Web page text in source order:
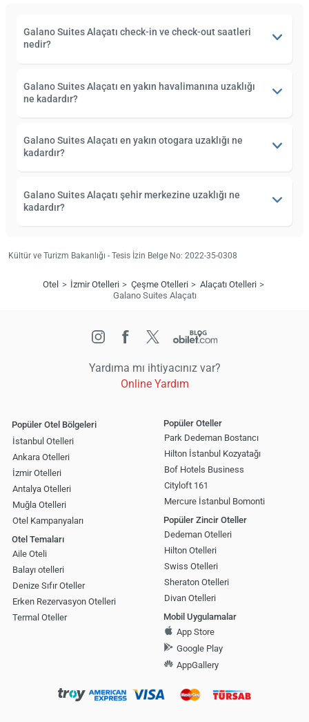
Galano Suites Alaçatı check-in ve check-out saatleri
nedir?
Galano Suites Alaçatı en yakın havalimanına uzaklığı
ne kadardır?
Galano Suites Alaçatı en yakın otogara uzaklığı ne
kadardır?
Galano Suites Alaçatı şehir merkezine uzaklığı ne
kadardır?
Kültür ve Turizm Bakanlığı - Tesis İzin Belge No: 2022-35-0308
Otel İzmir Otelleri Çeşme Otelleri
Alaçatı Otelleri
Galano Suites Alaçatı
Yardıma mı ihtiyacınız var?
Online Yardım
Popüler Otel Bölgeleri
İstanbul Otelleri
Ankara Otelleri
İzmir Otelleri
Antalya Otelleri
Muğla Otelleri
Otel Kampanyaları
Otel Temaları
Aile Oteli
Balayı otelleri
Denize Sıfır Oteller
Erken Rezervasyon Otelleri
Termal Oteller
Popüler Oteller
Park Dedeman Bostancı
Hilton İstanbul Kozyatağı
Bof Hotels Business
Cityloft 161
Mercure İstanbul Bomonti
Popüler Zincir Oteller
Dedeman Otelleri
Hilton Otelleri
Swiss Otelleri
Sheraton Otelleri
Divan Otelleri
Mobil Uygulamalar
App Store
Google Play
AppGallery